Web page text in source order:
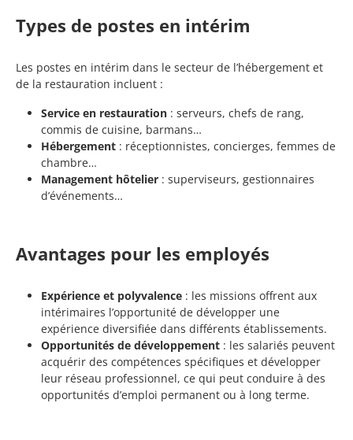
Types de postes en intérim
Les postes en intérim dans le secteur de l’hébergement et
de la restauration incluent :
Service en restauration : serveurs, chefs de rang,
commis de cuisine, barmans…
Hébergement : réceptionnistes, concierges, femmes de
chambre…
Management hôtelier : superviseurs, gestionnaires
d’événements…
Avantages pour les employés
Expérience et polyvalence : les missions offrent aux
intérimaires l’opportunité de développer une
expérience diversifiée dans différents établissements.
Opportunités de développement : les salariés peuvent
acquérir des compétences spécifiques et développer
leur réseau professionnel, ce qui peut conduire à des
opportunités d’emploi permanent ou à long terme.